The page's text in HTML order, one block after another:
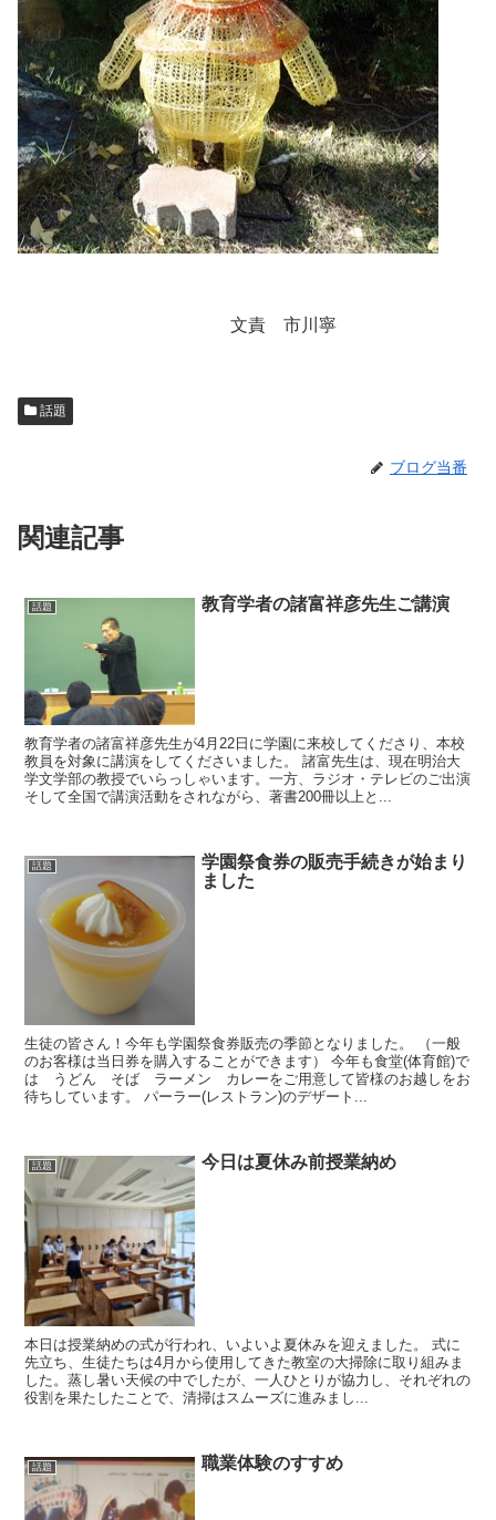
文責 市川寧
話題
ブログ当番
関連記事
話題 教育学者の諸富祥彦先生ご講演
教育学者の諸富祥彦先生が4月22日に学園に来校してくださり、本校
教員を対象に講演をしてくださいました。 諸富先生は、現在明治大
学文学部の教授でいらっしゃいます。一方、ラジオ・テレビのご出演
そして全国で講演活動をされながら、著書200冊以上と...
話題
学園祭食券の販売手続きが始まり
ました
生徒の皆さん！今年も学園祭食券販売の季節となりました。 （一般
のお客様は当日券を購入することができます） 今年も食堂(体育館)で
は うどん そば ラーメン カレーをご用意して皆様のお越しをお
待ちしています。 パーラー(レストラン)のデザート...
話題 今日は夏休み前授業納め
本日は授業納めの式が行われ、いよいよ夏休みを迎えました。 式に
先立ち、生徒たちは4月から使用してきた教室の大掃除に取り組みま
した。蒸し暑い天候の中でしたが、一人ひとりが協力し、それぞれの
役割を果たしたことで、清掃はスムーズに進みまし...
話題 職業体験のすすめ